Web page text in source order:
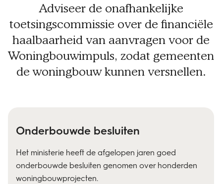
Adviseer de onafhankelijke
toetsingscommissie over de financiële
haalbaarheid van aanvragen voor de
Woningbouwimpuls, zodat gemeenten
de woningbouw kunnen versnellen.
Onderbouwde besluiten
Het ministerie heeft de afgelopen jaren goed
onderbouwde besluiten genomen over honderden
woningbouwprojecten.